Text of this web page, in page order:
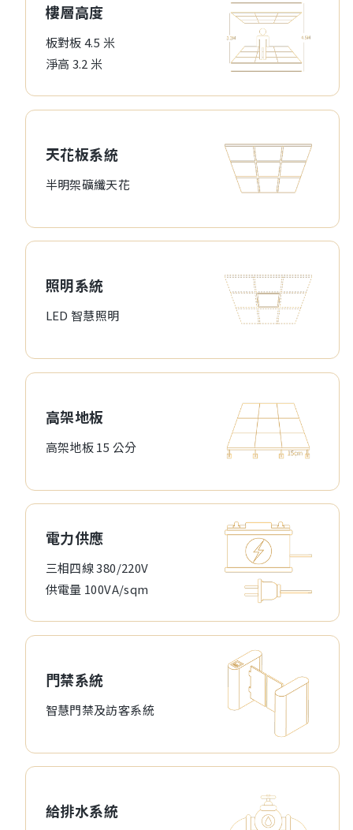
樓層高度
板對板 4.5 米
淨高 3.2 米
天花板系統
半明架礦纖天花
照明系統
LED 智慧照明
高架地板
高架地板 15 公分
電力供應
三相四線 380/220V
供電量 100VA/sqm
門禁系統
智慧門禁及訪客系統
給排水系統